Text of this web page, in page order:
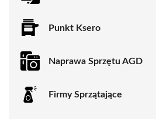
Punkt Ksero
Naprawa Sprzętu AGD
Firmy Sprzątające